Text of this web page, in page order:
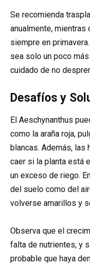
Se recomienda
anualmente, mientras
siempre en
sea solo un poco
cuidado de no
Desafíos y
El Aeschynanthus
como la araña roja,
blancas. Además, las
caer si la planta está
un exceso de riego.
del suelo como del
volverse amarillos y
Observa que el
falta de nutrientes, y
probable que haya